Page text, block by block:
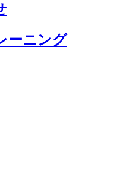
ーニング